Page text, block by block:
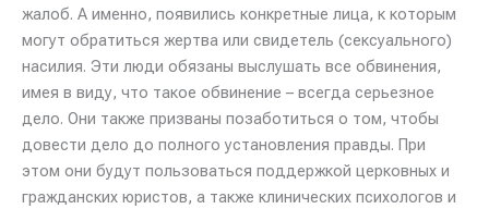
жалоб. А именно, появились конкретные лица, к которым
могут обратиться жертва или свидетель (сексуального)
насилия. Эти люди обязаны выслушать все обвинения,
имея в виду, что такое обвинение – всегда серьезное
дело. Они также призваны позаботиться о том, чтобы
довести дело до полного установления правды. При
этом они будут пользоваться поддержкой церковных и
гражданских юристов, а также клинических психологов и